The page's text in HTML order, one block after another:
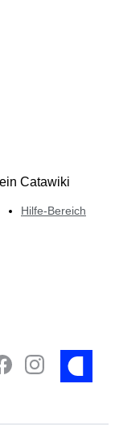
Catawiki
Hilfe-Bereich